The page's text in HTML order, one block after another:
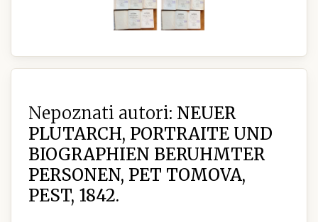
Nepoznati autori: NEUER
PLUTARCH, PORTRAITE UND
BIOGRAPHIEN BERUHMTER
PERSONEN, PET TOMOVA,
PEST, 1842.